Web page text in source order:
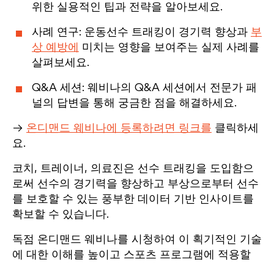
위한 실용적인 팁과 전략을 알아보세요.
사례 연구: 운동선수 트래킹이 경기력 향상과 부
상 예방에
미치는 영향을 보여주는 실제 사례를
살펴보세요.
Q&A 세션: 웨비나의 Q&A 세션에서 전문가 패
널의 답변을 통해 궁금한 점을 해결하세요.
→ 온디맨드 웨비나에 등록하려면 링크를 클릭하세
요.
코치, 트레이너, 의료진은 선수 트래킹을 도입함으
로써 선수의 경기력을 향상하고 부상으로부터 선수
를 보호할 수 있는 풍부한 데이터 기반 인사이트를
확보할 수 있습니다.
독점 온디맨드 웨비나를 시청하여 이 획기적인 기술
에 대한 이해를 높이고 스포츠 프로그램에 적용할